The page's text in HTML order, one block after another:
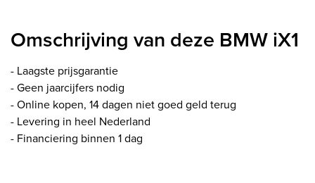
Omschrijving van deze BMW iX1
- Laagste prijsgarantie
- Geen jaarcijfers nodig
- Online kopen, 14 dagen niet goed geld terug
- Levering in heel Nederland
- Financiering binnen 1 dag